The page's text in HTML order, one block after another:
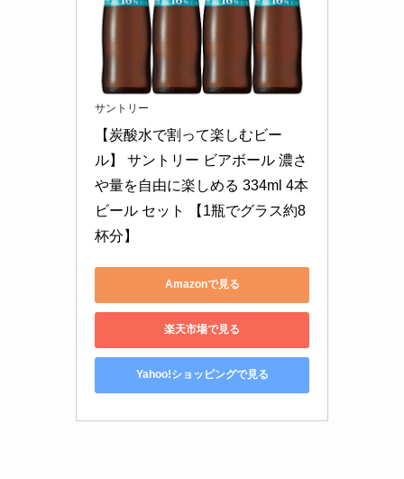
サントリー
【炭酸水で割って楽しむビー
ル】 サントリー ビアボール 濃さ
や量を自由に楽しめる 334ml 4本
ビール セット 【1瓶でグラス約8
杯分】
Amazonで見る
楽天市場で見る
Yahoo!ショッピングで見る